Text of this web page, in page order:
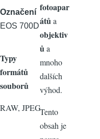
Označení
EOS 700D
Typy
formátů
souborů
RAW, JPEG
fotoapar
átů a
objektiv
ů a
mnoho
dalších
výhod.
Tento
obsah je